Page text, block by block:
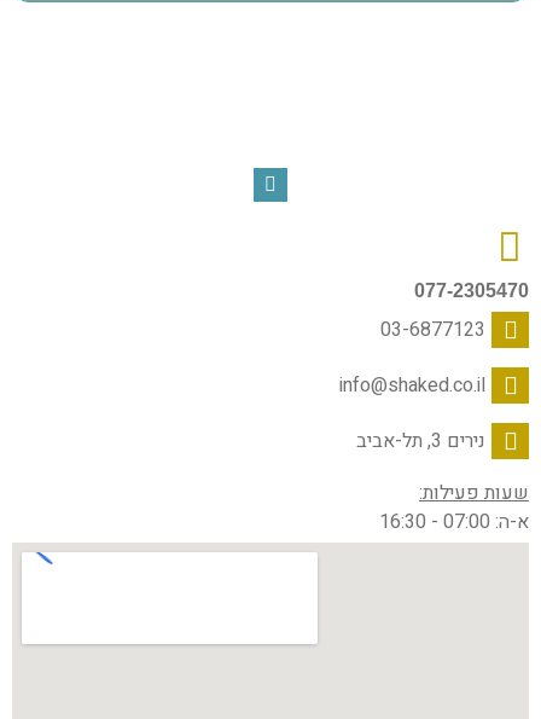
077-2305470
03-6877123
info@shaked.co.il
נירים 3, תל-אביב
שעות פעילות:
א-ה: 07:00 - 16:30